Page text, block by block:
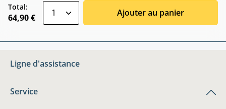
Total:
64,90 € Ajouter au panier
Ligne d'assistance
Service